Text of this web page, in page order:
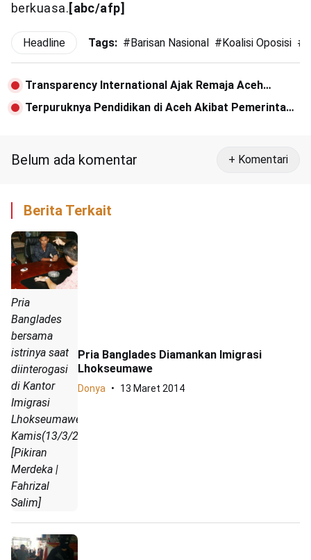
berkuasa.[abc/afp]
Headline Tags: #Barisan Nasional #Koalisi Oposisi #
Transparency International Ajak Remaja Aceh
Kampanyekan Antikorupsi
Terpuruknya Pendidikan di Aceh Akibat Pemerintah
Belum ada komentar + Komentari
Berita Terkait
Pria
Banglades
bersama
istrinya saat
diinterogasi
di Kantor
Imigrasi
Lhokseumawe,
Kamis(13/3/2014).
[Pikiran
Merdeka |
Fahrizal
Salim]
Pria Banglades Diamankan Imigrasi
Lhokseumawe
Donya 13 Maret 2014